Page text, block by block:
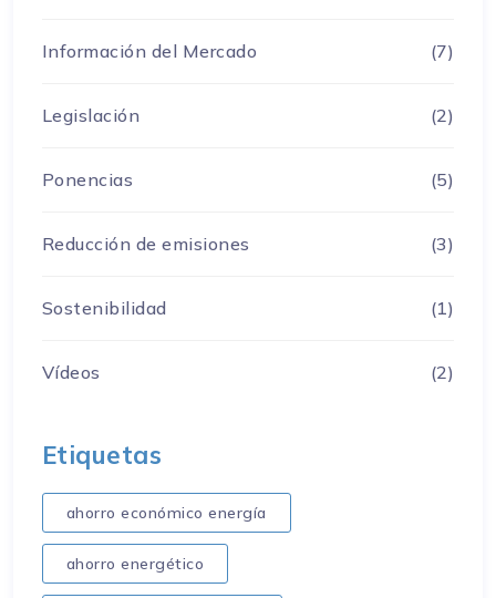
Información del Mercado (7)
Legislación (2)
Ponencias (5)
Reducción de emisiones (3)
Sostenibilidad (1)
Vídeos (2)
Etiquetas
ahorro económico energía
ahorro energético